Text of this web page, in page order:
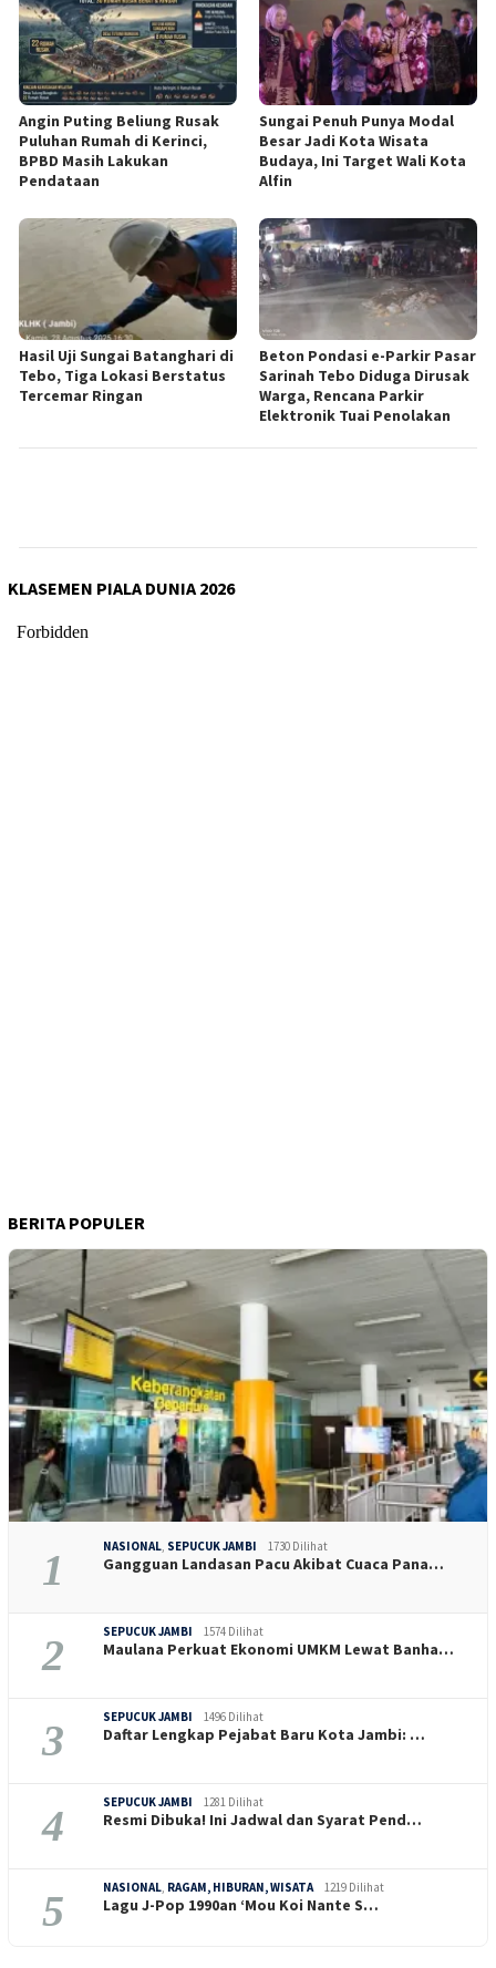
Angin Puting Beliung Rusak
Puluhan Rumah di Kerinci,
BPBD Masih Lakukan
Pendataan
Sungai Penuh Punya Modal
Besar Jadi Kota Wisata
Budaya, Ini Target Wali Kota
Alfin
Hasil Uji Sungai Batanghari di
Tebo, Tiga Lokasi Berstatus
Tercemar Ringan
Beton Pondasi e-Parkir Pasar
Sarinah Tebo Diduga Dirusak
Warga, Rencana Parkir
Elektronik Tuai Penolakan
KLASEMEN PIALA DUNIA 2026
BERITA POPULER
1 NASIONAL, SEPUCUK JAMBI 1730 Dilihat
Gangguan Landasan Pacu Akibat Cuaca Pana…
2 SEPUCUK JAMBI 1574 Dilihat
Maulana Perkuat Ekonomi UMKM Lewat Banha…
3 SEPUCUK JAMBI 1496 Dilihat
Daftar Lengkap Pejabat Baru Kota Jambi: …
4 SEPUCUK JAMBI 1281 Dilihat
Resmi Dibuka! Ini Jadwal dan Syarat Pend…
5 NASIONAL, RAGAM, HIBURAN, WISATA 1219 Dilihat
Lagu J-Pop 1990an ‘Mou Koi Nante S…